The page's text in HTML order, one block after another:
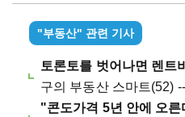
"부동산" 관련 기사
토론토를 벗어나면 렌트
구의 부동산 스마트(52)
"콘도가격 5년 안에 오른